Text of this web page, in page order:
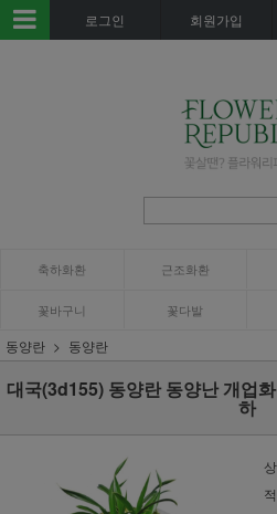
로그인 회원가입
축하화환 근조화환
꽃바구니 꽃다발
동양란 동양란
대국(3d155) 동양란 동양난 개업
하